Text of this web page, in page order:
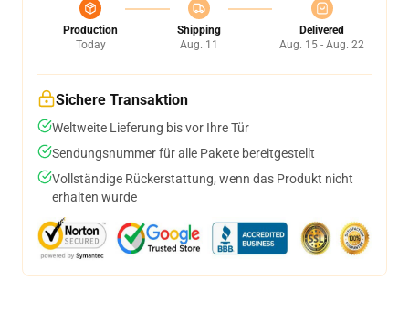
Production
Today
Shipping
Aug. 11
Delivered
Aug. 15 - Aug. 22
Sichere Transaktion
Weltweite Lieferung bis vor Ihre Tür
Sendungsnummer für alle Pakete bereitgestellt
Vollständige Rückerstattung, wenn das Produkt nicht
erhalten wurde